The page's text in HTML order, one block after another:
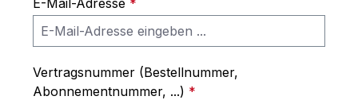
E-Mail-Adresse *
Vertragsnummer (Bestellnummer,
Abonnementnummer, ...) *